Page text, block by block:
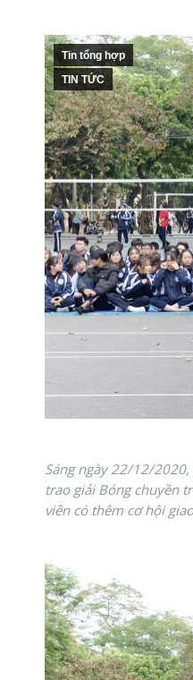
Tin tổng hợp
TIN TỨC
Sáng ngày 22/12/
trao giải Bóng chuyền
viên có thêm cơ hội